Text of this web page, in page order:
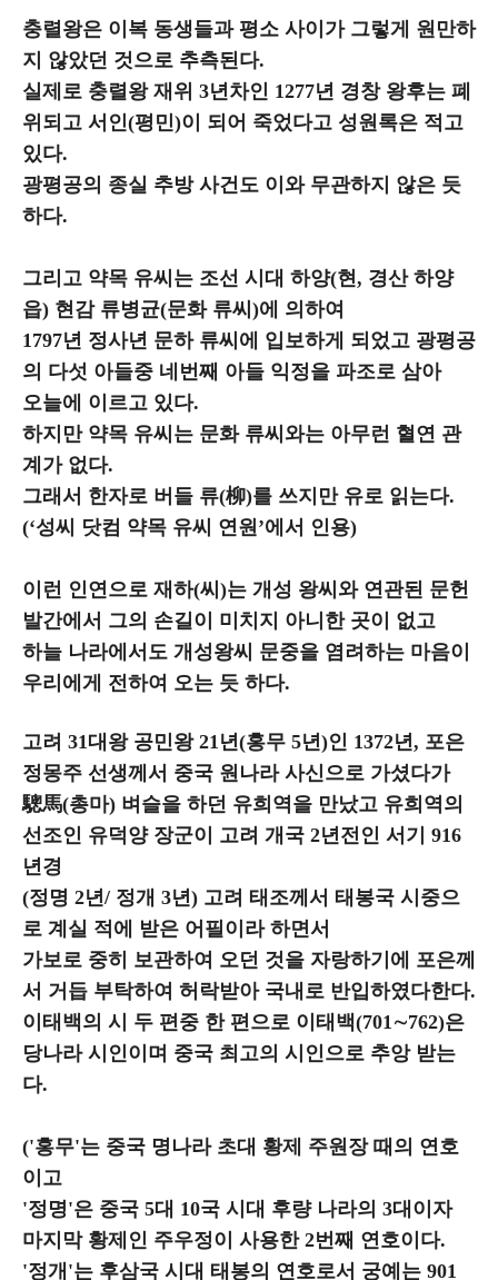
충렬왕은 이복 동생들과 평소 사이가 그렇게 원만하
지 않았던 것으로 추측된다.
실제로 충렬왕 재위 3년차인 1277년 경창 왕후는 폐
위되고 서인(평민)이 되어 죽었다고 성원록은 적고
있다.
광평공의 종실 추방 사건도 이와 무관하지 않은 듯
하다.
그리고 약목 유씨는 조선 시대 하양(현, 경산 하양
읍) 현감 류병균(문화 류씨)에 의하여
1797년 정사년 문하 류씨에 입보하게 되었고 광평공
의 다섯 아들중 네번째 아들 익정을 파조로 삼아
오늘에 이르고 있다.
하지만 약목 유씨는 문화 류씨와는 아무런 혈연 관
계가 없다.
그래서 한자로 버들 류(柳)를 쓰지만 유로 읽는다.
(‘성씨 닷컴 약목 유씨 연원’에서 인용)
이런 인연으로 재하(씨)는 개성 왕씨와 연관된 문헌
발간에서 그의 손길이 미치지 아니한 곳이 없고
하늘 나라에서도 개성왕씨 문중을 염려하는 마음이
우리에게 전하여 오는 듯 하다.
고려 31대왕 공민왕 21년(홍무 5년)인 1372년, 포은
정몽주 선생께서 중국 원나라 사신으로 가셨다가
驄馬(총마) 벼슬을 하던 유희역을 만났고 유희역의
선조인 유덕양 장군이 고려 개국 2년전인 서기 916
년경
(정명 2년/ 정개 3년) 고려 태조께서 태봉국 시중으
로 계실 적에 받은 어필이라 하면서
가보로 중히 보관하여 오던 것을 자랑하기에 포은께
서 거듭 부탁하여 허락받아 국내로 반입하였다한다.
이태백의 시 두 편중 한 편으로 이태백(701∼762)은
당나라 시인이며 중국 최고의 시인으로 추앙 받는
다.
('홍무'는 중국 명나라 초대 황제 주원장 때의 연호
이고
'정명'은 중국 5대 10국 시대 후량 나라의 3대이자
마지막 황제인 주우정이 사용한 2번째 연호이다.
'정개'는 후삼국 시대 태봉의 연호로서 궁예는 901